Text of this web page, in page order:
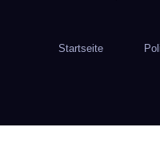
Startseite